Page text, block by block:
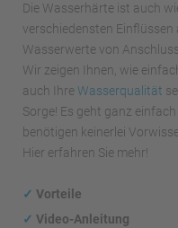
Die Wasserhärte ist auch
verschiedensten
Wasserwerte von
Wir zeigen Ihnen, wie
auch IhreWasserqualität
Sorge! Es geht ganz
benötigen keinerlei
Hier erfahren Sie mehr!
✓ Vorteile
✓ Video-Anleitung